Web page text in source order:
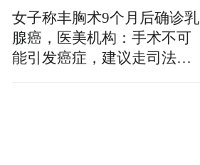
女子称丰胸术9个月后确诊乳
腺癌，医美机构：手术不可
能引发癌症，建议走司法途